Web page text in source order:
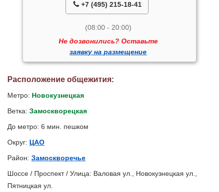
+7 (495) 215-18-41
(08:00 - 20:00)
Не дозвонились? Оставьте
заявку на размещение
Расположение общежития:
Метро: Новокузнецкая
Ветка: Замоскворецкая
До метро: 6 мин. пешком
Округ: ЦАО
Район: Замоскворечье
Шоссе / Проспект / Улица: Валовая ул., Новокузнецкая ул.,
Пятницкая ул.